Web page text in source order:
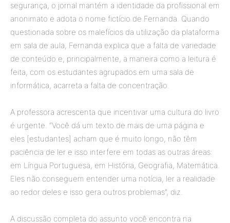
segurança, o jornal mantém a identidade da profissional em
anonimato e adota o nome fictício de Fernanda. Quando
questionada sobre os malefícios da utilização da plataforma
em sala de aula, Fernanda explica que a falta de variedade
de conteúdo e, principalmente, a maneira como a leitura é
feita, com os estudantes agrupados em uma sala de
informática, acarreta a falta de concentração.
A professora acrescenta que incentivar uma cultura do livro
é urgente. “Você dá um texto de mais de uma página e
eles [estudantes] acham que é muito longo, não têm
paciência de ler e isso interfere em todas as outras áreas:
em Língua Portuguesa, em História, Geografia, Matemática.
Eles não conseguem entender uma notícia, ler a realidade
ao redor deles e isso gera outros problemas”, diz.
A discussão completa do assunto você encontra na